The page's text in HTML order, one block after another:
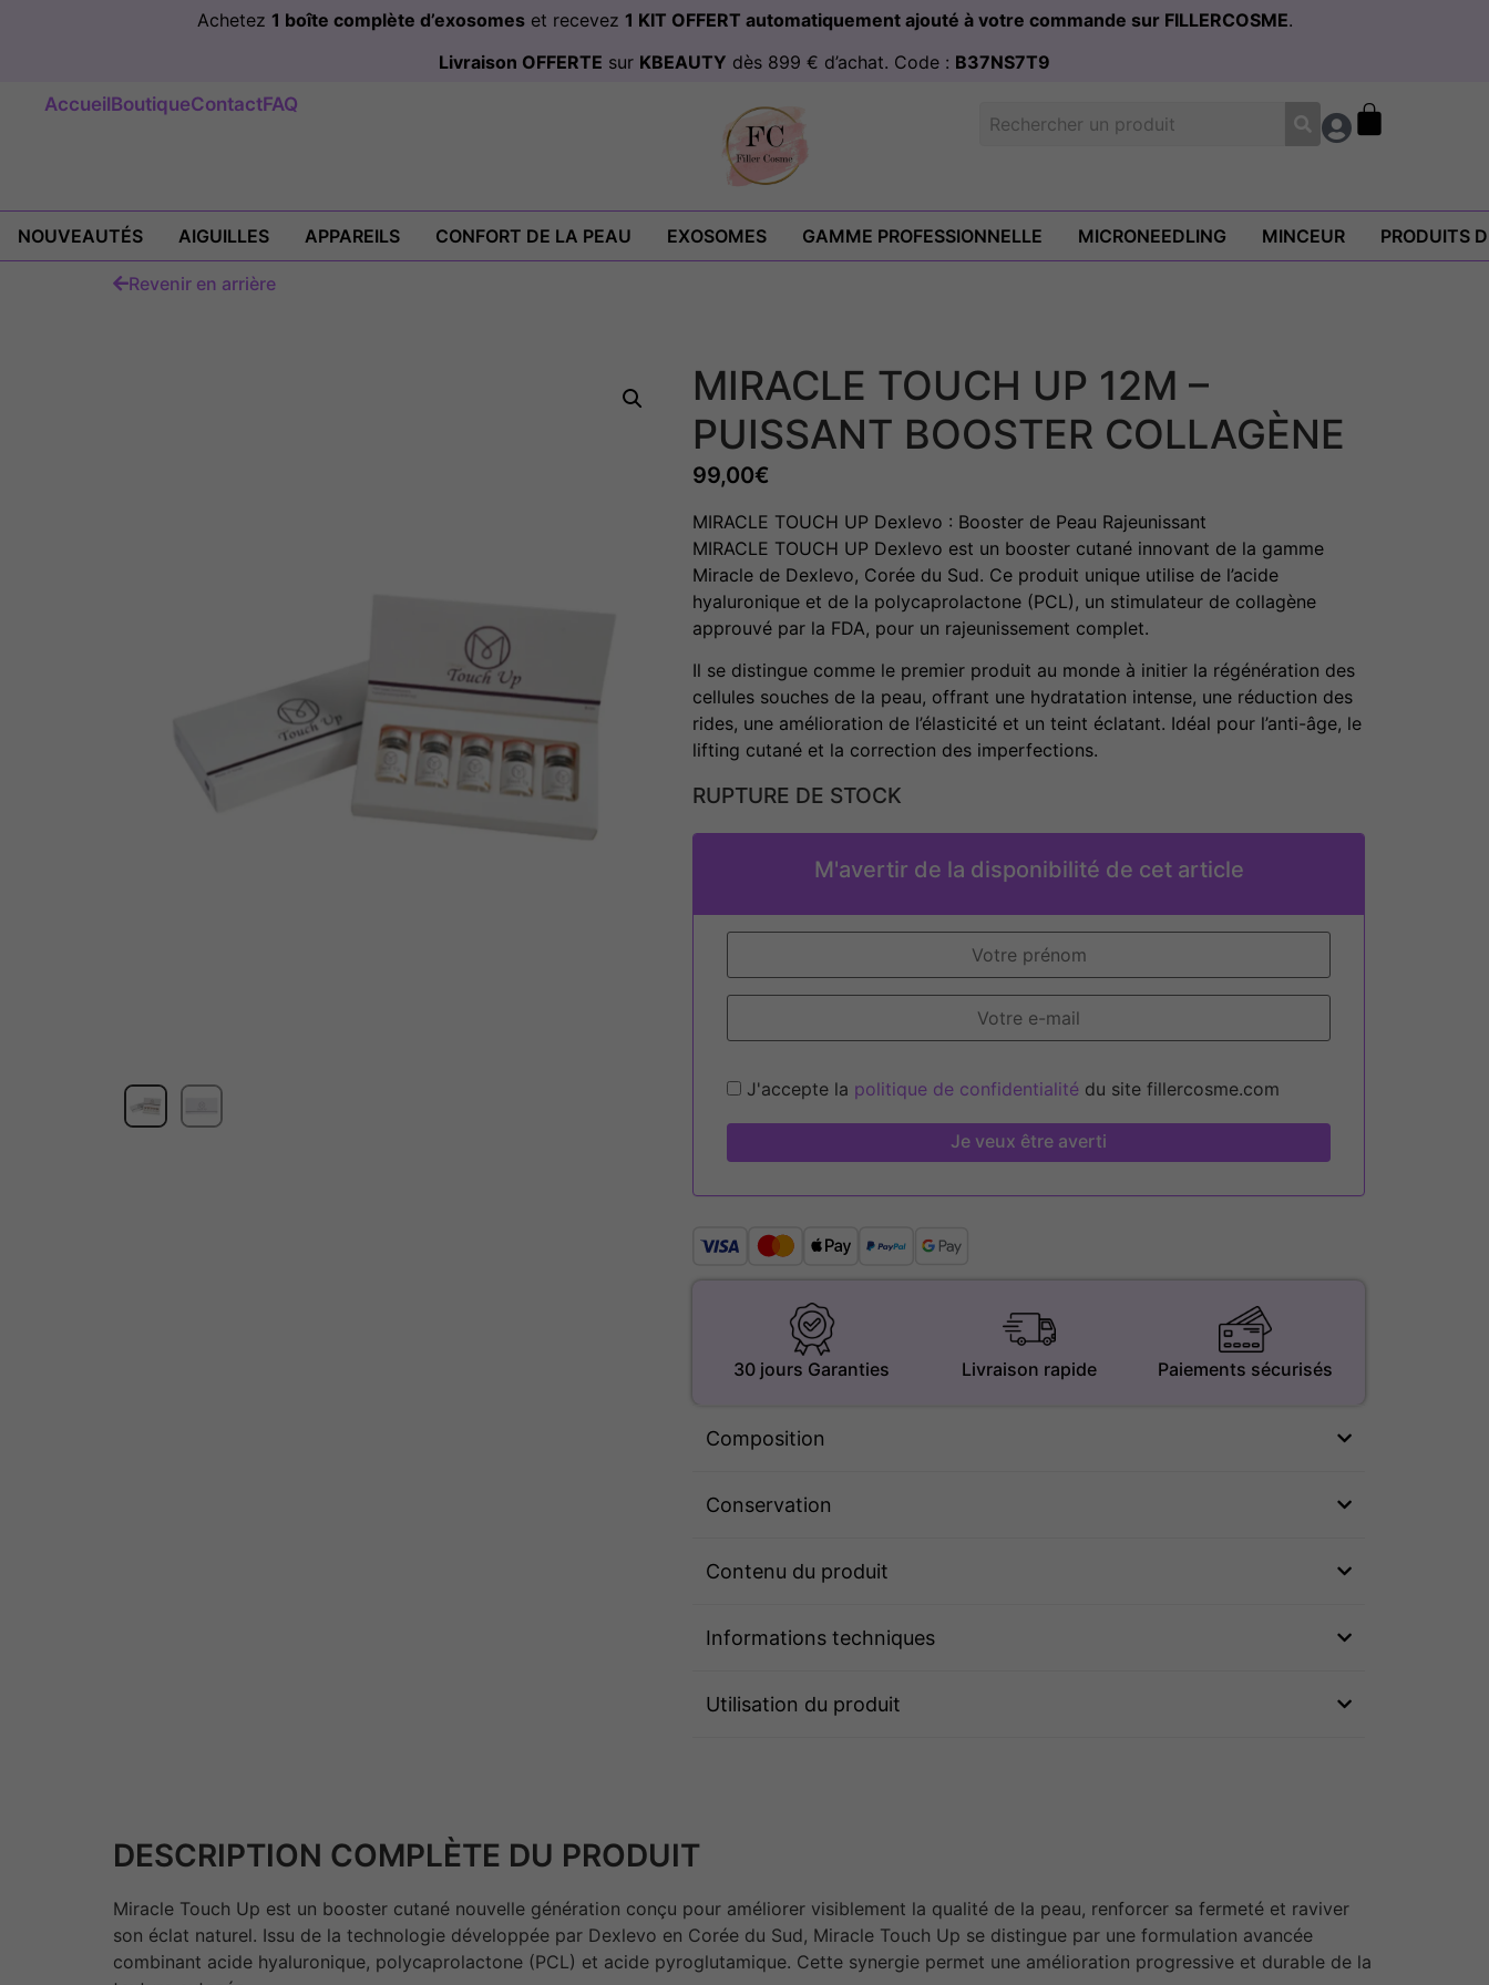
Achetez 1 boîte complète d’exosomeset recevez 1 KIT OFFERT automatiquement ajouté à votre commande sur FILLERCOSME.
Livraison OFFERTE sur KBEAUTY dès 899 € d’achat. Code : B37NS7T9
AccueilBoutiqueContactFAQ
NOUVEAUTÉS AIGUILLES APPAREILS CONFORT DE LA PEAU EXOSOMES GAMME PROFESSIONNELLE MICRONEEDLING MINCEUR PRODUITS
Revenir en arrière
MIRACLE TOUCH UP 12M –
PUISSANT BOOSTER COLLAGÈNE
99,00€
MIRACLE TOUCH UP Dexlevo : Booster de Peau Rajeunissant
MIRACLE TOUCH UP Dexlevo est un booster cutané innovant de la gamme
Miracle de Dexlevo, Corée du Sud. Ce produit unique utilise de l’acide
hyaluronique et de la polycaprolactone (PCL), un stimulateur de collagène
approuvé par la FDA, pour un rajeunissement complet.
Il se distingue comme le premier produit au monde à initier la régénération des
cellules souches de la peau, offrant une hydratation intense, une réduction des
rides, une amélioration de l’élasticité et un teint éclatant. Idéal pour l’anti-âge, le
lifting cutané et la correction des imperfections.
RUPTURE DE STOCK
M'avertir de la disponibilité de cet article
J'accepte la politique de confidentialité du site fillercosme.com
Je veux être averti
30 jours Garanties Livraison rapide Paiements sécurisés
Composition
Conservation
Contenu du produit
Informations techniques
Utilisation du produit
DESCRIPTION COMPLÈTE DU PRODUIT
Miracle Touch Up est un booster cutané nouvelle génération conçu pour améliorer visiblement la qualité de la peau, renforcer sa fermeté et raviver
son éclat naturel. Issu de la technologie développée par Dexlevo en Corée du Sud, Miracle Touch Up se distingue par une formulation avancée
combinant acide hyaluronique, polycaprolactone (PCL) et acide pyroglutamique. Cette synergie permet une amélioration progressive et durable de la